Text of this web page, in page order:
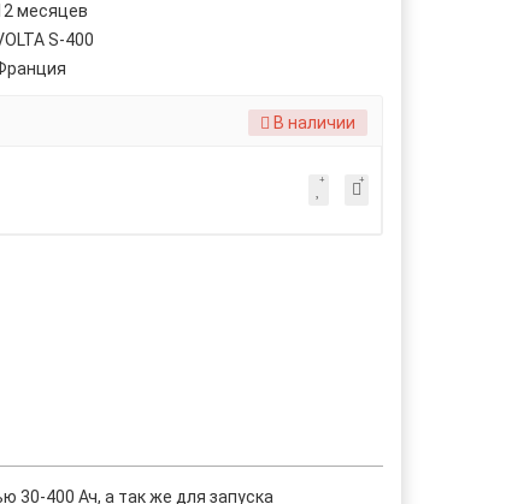
месяцев
S-400
В наличии
30-400 Ач, а так же для запуска